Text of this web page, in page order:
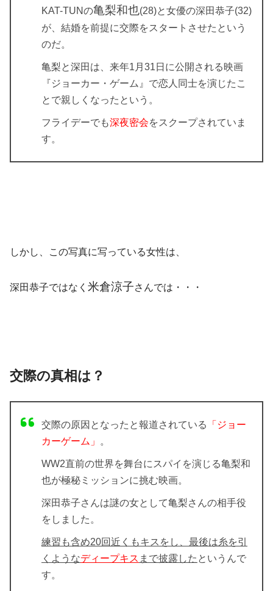
KAT-TUNの亀梨和也(28)と女優の深田恭子(32)
が、結婚を前提に交際をスタートさせたという
のだ。
亀梨と深田は、来年1月31日に公開される映画
『ジョーカー・ゲーム』で恋人同士を演じたこ
とで親しくなったという。
フライデーでも深夜密会をスクープされていま
す。
しかし、この写真に写っている女性は、
深田恭子ではなく 米倉涼子さんでは・・・
交際の真相は？
交際の原因となったと報道されている
「ジョー
カーゲーム」
。
WW2直前の世界を舞台にスパイを演じる亀梨和
也が極秘ミッションに挑む映画。
深田恭子さんは謎の女として亀梨さんの相手役
をしました。
練習も含め20回近くもキスをし、最後は糸を引
くようなディープキス まで披露した というんで
す。